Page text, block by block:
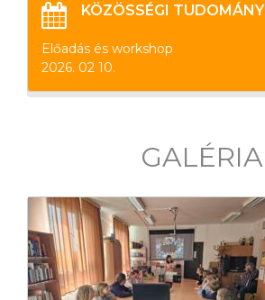
KÖZÖSSÉGI TUDOMÁNY
Előadás és workshop
2026. 02 10.
GALÉRIA